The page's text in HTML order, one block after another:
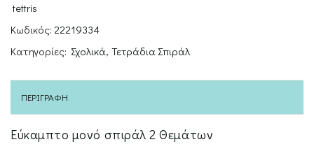
21*29
ποσότητα
tettris
Κωδικός: 22219334
Κατηγορίες: Σχολικά, Τετράδια Σπιράλ
ΠΕΡΙΓΡΑΦΉ
Εύκαμπτο μονό σπιράλ 2 Θεμάτων